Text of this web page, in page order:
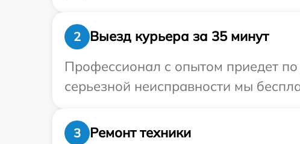
2
Выезд курьера за 35 минут
Профессионал с опытом приедет
серьезной неисправности мы
3
Ремонт техники